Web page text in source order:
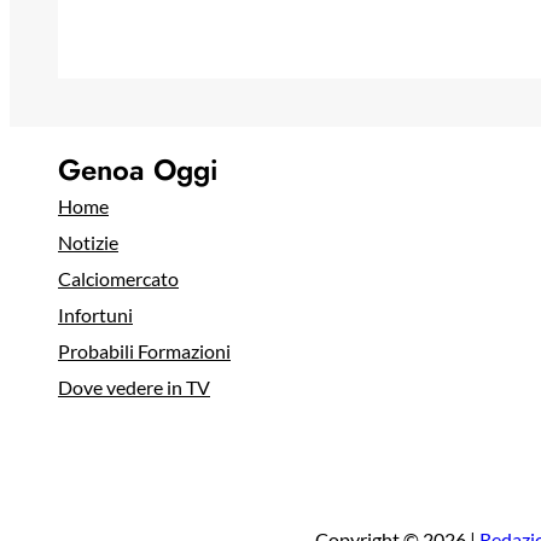
Genoa Oggi
Home
Notizie
Calciomercato
Infortuni
Probabili Formazioni
Dove vedere in TV